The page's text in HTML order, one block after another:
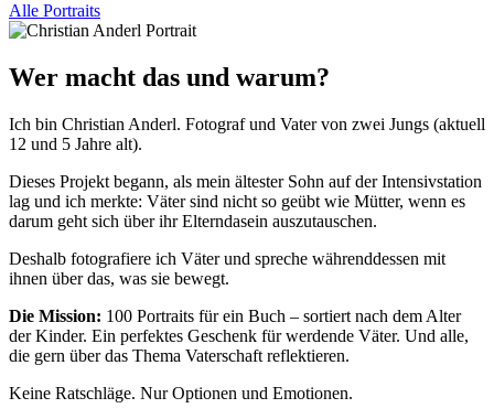
Alle Portraits
Wer macht das und warum?
Ich bin Christian Anderl. Fotograf und Vater von zwei Jungs (aktuell
12 und 5 Jahre alt).
Dieses Projekt begann, als mein ältester Sohn auf der Intensivstation
lag und ich merkte: Väter sind nicht so geübt wie Mütter, wenn es
darum geht sich über ihr Elterndasein auszutauschen.
Deshalb fotografiere ich Väter und spreche währenddessen mit
ihnen über das, was sie bewegt.
Die Mission: 100 Portraits für ein Buch – sortiert nach dem Alter
der Kinder. Ein perfektes Geschenk für werdende Väter. Und alle,
die gern über das Thema Vaterschaft reflektieren.
Keine Ratschläge. Nur Optionen und Emotionen.